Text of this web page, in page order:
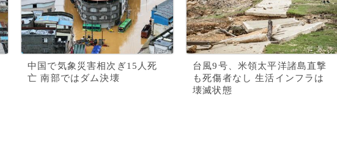
中国で気象災害相次ぎ15人死
亡 南部ではダム決壊
台風9号、米領太平洋諸島直撃
も死傷者なし 生活インフラは
壊滅状態